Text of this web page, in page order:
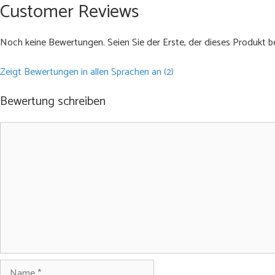
Customer Reviews
Noch keine Bewertungen. Seien Sie der Erste, der dieses Produkt
Zeigt Bewertungen in allen Sprachen an (2)
Bewertung schreiben
Name